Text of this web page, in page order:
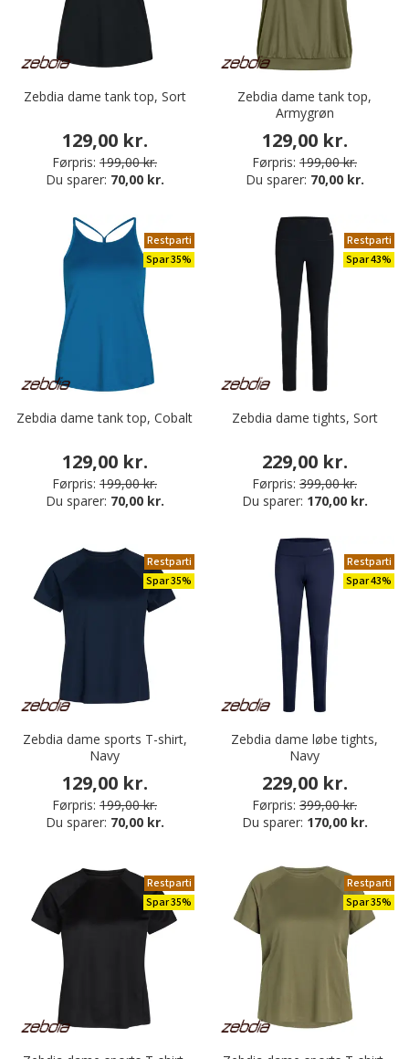
Zebdia dame tank top, Sort
129,00 kr.
Førpris: 199,00 kr.
Du sparer: 70,00 kr.
Zebdia dame tank top,
Armygrøn
129,00 kr.
Førpris: 199,00 kr.
Du sparer: 70,00 kr.
Restparti
Spar 35%
Zebdia dame tank top, Cobalt
129,00 kr.
Førpris: 199,00 kr.
Du sparer: 70,00 kr.
Restparti
Spar 43%
Zebdia dame tights, Sort
229,00 kr.
Førpris: 399,00 kr.
Du sparer: 170,00 kr.
Restparti
Spar 35%
Zebdia dame sports T-shirt,
Navy
129,00 kr.
Førpris: 199,00 kr.
Du sparer: 70,00 kr.
Restparti
Spar 43%
Zebdia dame løbe tights,
Navy
229,00 kr.
Førpris: 399,00 kr.
Du sparer: 170,00 kr.
Restparti
Spar 35%
Restparti
Spar 35%